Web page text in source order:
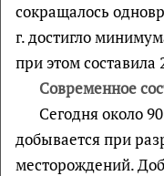
сокращалось
г. достигло
при этом составила
Современное
Сегодня около
добывается при
месторождений.